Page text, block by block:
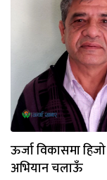
ऊर्जा विकासमा
अभियान चलाऊँ